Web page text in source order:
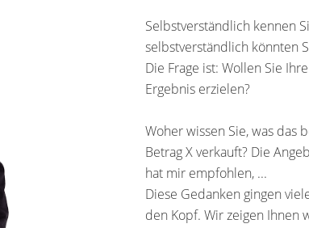
Selbstverständlich kennen
selbstverständlich könnten
Die Frage ist: Wollen Sie
Ergebnis erzielen?
Woher wissen Sie, was das
Betrag X verkauft? Die
hat mir empfohlen, ...
Diese Gedanken gingen
den Kopf. Wir zeigen Ihnen